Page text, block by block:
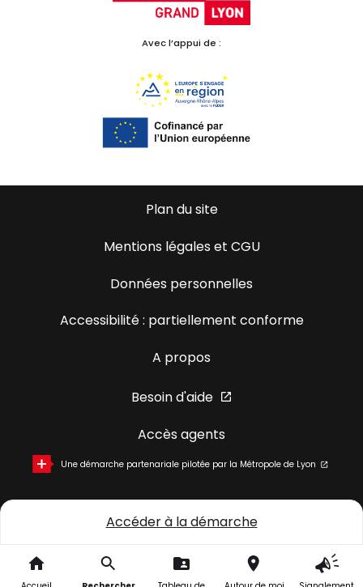
Accéder à la démarche
Avec l’appui de :
Plan du site
Mentions légales et CGU
Données personnelles
Accessibilité : partiellement conforme
A propos
Besoin d'aide
Accès agents
Une démarche partenariale pilotée par la Métropole de Lyon